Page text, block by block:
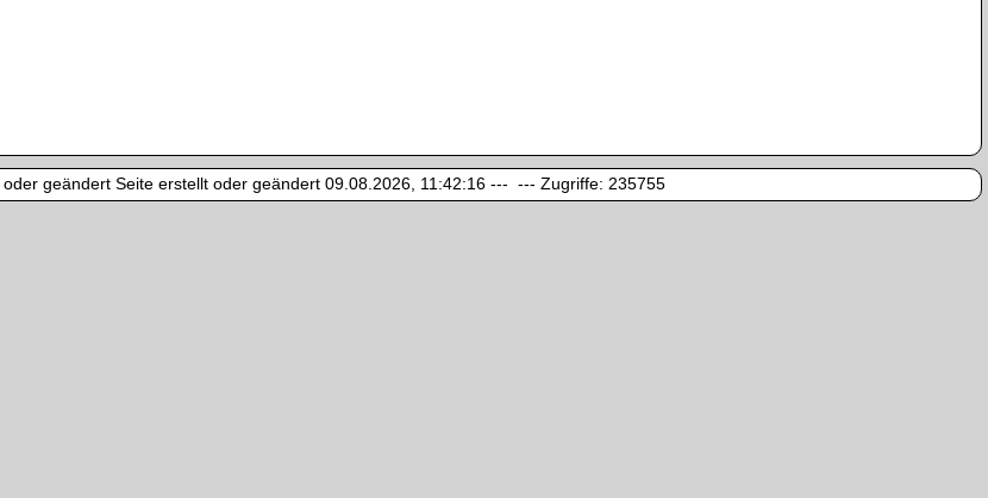
geändert Seite erstellt oder geändert 09.08.2026, 11:42:16 --- --- Zugriffe: 235755